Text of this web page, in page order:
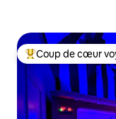
Coup de cœur
Coup de cœur